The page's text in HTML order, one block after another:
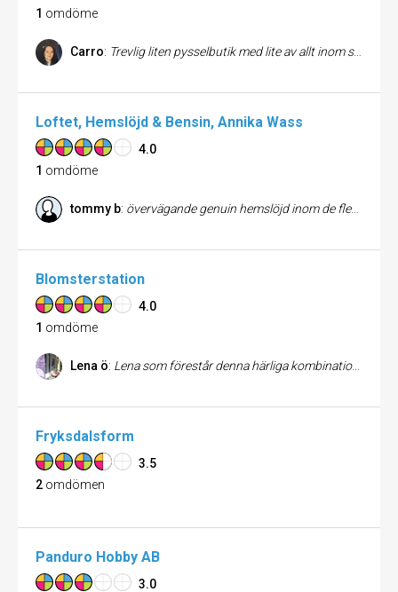
1 omdöme
Carro: Trevlig liten pysselbutik med lite av allt inom skapande och kreativitet. Väldigt mycket pärlor, och priserna är bra!
Loftet, Hemslöjd & Bensin, Annika Wass
4.0
1 omdöme
tommy b: övervägande genuin hemslöjd inom de flesta katekorier med hög kvalitet,som finns attbeskåda och förvärva i ett tillika genuint handbyggt timmerloft i en naturskön del av öfvre klarälvsdalen.
Blomsterstation
4.0
1 omdöme
Lena ö: Lena som förestår denna härliga kombination av gamla ting, växter, cafe & inredning i Alsters gamla station hon förtjänar all ära. En inspirationskälla. Ha en go sommar o höst// Kram Lena på AhA Noll512
Fryksdalsform
3.5
2 omdömen
Panduro Hobby AB
3.0